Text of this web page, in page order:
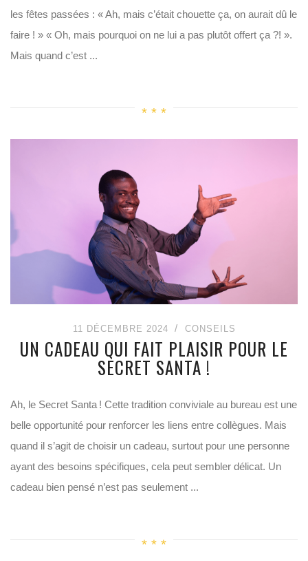
les fêtes passées : « Ah, mais c’était chouette ça, on aurait dû le
faire ! » « Oh, mais pourquoi on ne lui a pas plutôt offert ça ?! ».
Mais quand c’est ...
11 DÉCEMBRE 2024 CONSEILS
UN CADEAU QUI FAIT PLAISIR POUR LE
SECRET SANTA !
Ah, le Secret Santa ! Cette tradition conviviale au bureau est une
belle opportunité pour renforcer les liens entre collègues. Mais
quand il s’agit de choisir un cadeau, surtout pour une personne
ayant des besoins spécifiques, cela peut sembler délicat. Un
cadeau bien pensé n’est pas seulement ...